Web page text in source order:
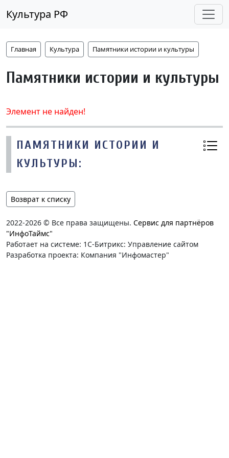
Культура РФ
Главная Культура Памятники истории и культуры
Памятники истории и культуры
Элемент не найден!
ПАМЯТНИКИ ИСТОРИИ И
КУЛЬТУРЫ:
Возврат к списку
2022-2026 © Все права защищены. Сервис для партнёров
"ИнфоТаймс"
Работает на системе: 1С-Битрикс: Управление сайтом
Разработка проекта: Компания "Инфомастер"